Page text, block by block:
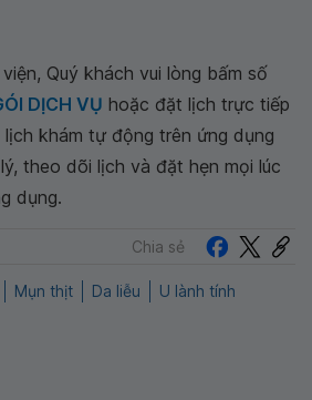
Quý khách vui lòng bấm số
DỊCH VỤ hoặc đặt lịch trực tiếp
khám tự động trên ứng dụng
theo dõi lịch và đặt hẹn mọi lúc
dụng.
Chia sẻ
Mụn thịt Da liễu U lành tính